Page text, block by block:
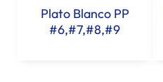
Plato Blanco PP
#6,#7,#8,#9